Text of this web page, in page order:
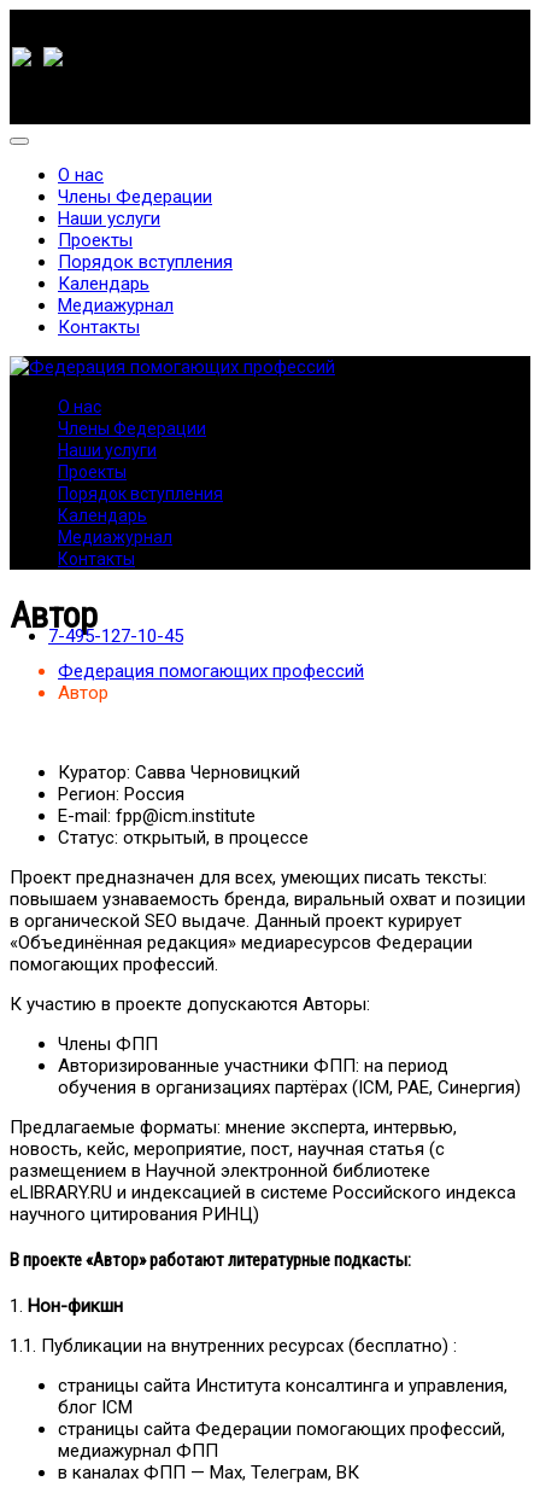
7-495-127-10-45
О нас
Члены Федерации
Наши услуги
Проекты
Порядок вступления
Календарь
Медиажурнал
Контакты
О нас
Члены Федерации
Наши услуги
Проекты
Порядок вступления
Календарь
Медиажурнал
Контакты
Автор
Федерация помогающих профессий
Автор
Куратор: Савва Черновицкий
Регион: Россия
E-mail: fpp@icm.institute
Статус: открытый, в процессе
Проект предназначен для всех, умеющих писать тексты:
повышаем узнаваемость бренда, виральный охват и позиции
в органической SEO выдаче. Данный проект курирует
«Объединённая редакция» медиаресурсов Федерации
помогающих профессий.
К участию в проекте допускаются Авторы:
Члены ФПП
Авторизированные участники ФПП: на период
обучения в организациях партёрах (ICM, РАЕ, Синергия)
Предлагаемые форматы: мнение эксперта, интервью,
новость, кейс, мероприятие, пост, научная статья (с
размещением в Научной электронной библиотеке
eLIBRARY.RU и индексацией в системе Российского индекса
научного цитирования РИНЦ)
В проекте «Автор» работают литературные подкасты:
1. Нон-фикшн
1.1. Публикации на внутренних ресурсах (бесплатно) :
страницы сайта Института консалтинга и управления,
блог ICM
страницы сайта Федерации помогающих профессий,
медиажурнал ФПП
в каналах ФПП — Мах, Телеграм, ВК